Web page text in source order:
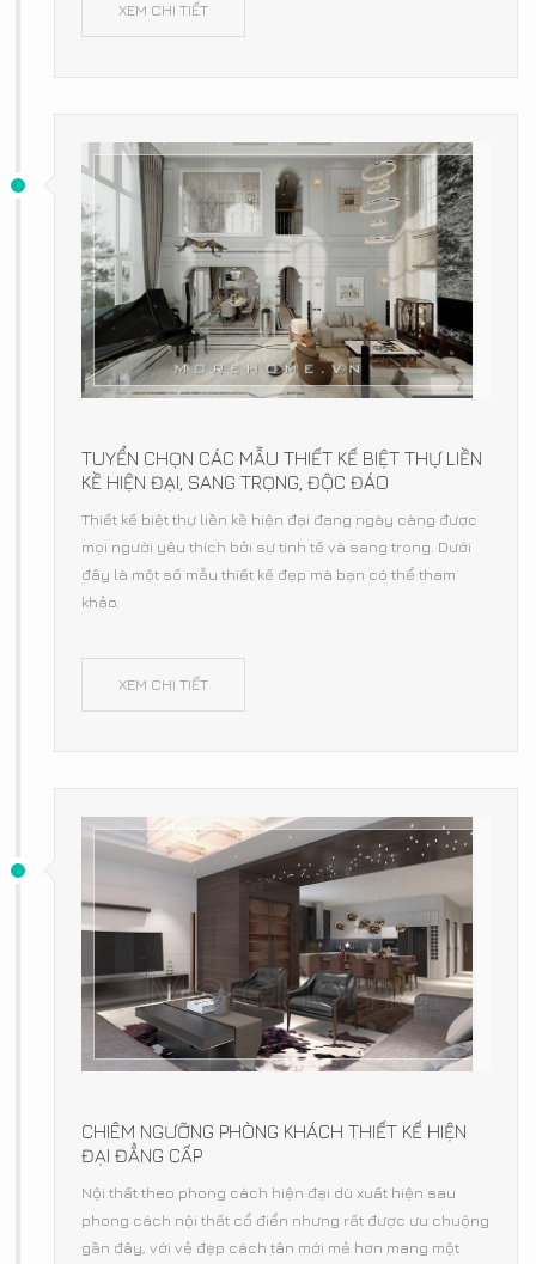
XEM CHI TIẾT
TUYỂN CHỌN CÁC MẪU THIẾT KẾ BIỆT THỰ LIỀN
KỀ HIỆN ĐẠI, SANG TRỌNG, ĐỘC ĐÁO
Thiết kế biệt thự liền kề hiện đại đang ngày càng được
mọi người yêu thích bởi sự tinh tế và sang trọng. Dưới
đây là một số mẫu thiết kế đẹp mà bạn có thể tham
khảo.
XEM CHI TIẾT
CHIÊM NGƯỠNG PHÒNG KHÁCH THIẾT KẾ HIỆN
ĐẠI ĐẲNG CẤP
Nội thất theo phong cách hiện đại dù xuất hiện sau
phong cách nội thất cổ điển nhưng rất được ưu chuộng
gần đây, với vẻ đẹp cách tân mới mẻ hơn mang một